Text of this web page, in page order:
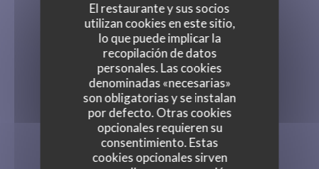
El restaurante y sus socios
utilizan cookies en este sitio,
lo que puede implicar la
recopilación de datos
personales. Las cookies
denominadas «necesarias»
son obligatorias y se instalan
por defecto. Otras cookies
opcionales requieren su
consentimiento. Estas
cookies opcionales sirven